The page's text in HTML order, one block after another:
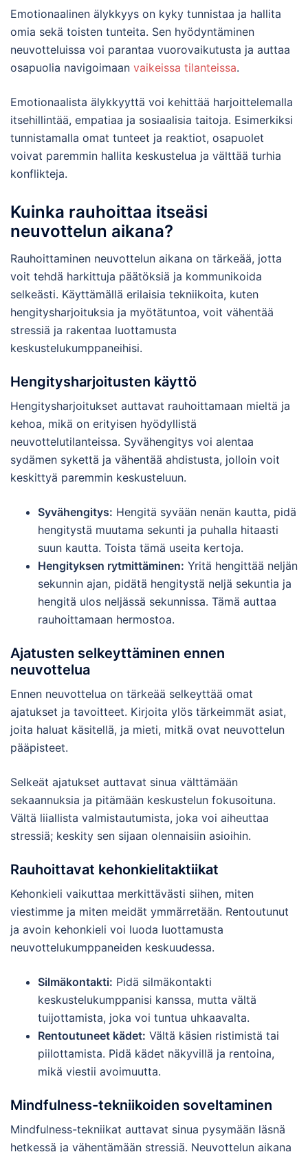
Emotionaalinen älykkyys on kyky tunnistaa ja hallita
omia sekä toisten tunteita. Sen hyödyntäminen
neuvotteluissa voi parantaa vuorovaikutusta ja auttaa
osapuolia navigoimaan vaikeissa tilanteissa.
Emotionaalista älykkyyttä voi kehittää harjoittelemalla
itsehillintää, empatiaa ja sosiaalisia taitoja. Esimerkiksi
tunnistamalla omat tunteet ja reaktiot, osapuolet
voivat paremmin hallita keskustelua ja välttää turhia
konflikteja.
Kuinka rauhoittaa itseäsi
neuvottelun aikana?
Rauhoittaminen neuvottelun aikana on tärkeää, jotta
voit tehdä harkittuja päätöksiä ja kommunikoida
selkeästi. Käyttämällä erilaisia tekniikoita, kuten
hengitysharjoituksia ja myötätuntoa, voit vähentää
stressiä ja rakentaa luottamusta
keskustelukumppaneihisi.
Hengitysharjoitusten käyttö
Hengitysharjoitukset auttavat rauhoittamaan mieltä ja
kehoa, mikä on erityisen hyödyllistä
neuvottelutilanteissa. Syvähengitys voi alentaa
sydämen sykettä ja vähentää ahdistusta, jolloin voit
keskittyä paremmin keskusteluun.
Syvähengitys: Hengitä syvään nenän kautta, pidä
hengitystä muutama sekunti ja puhalla hitaasti
suun kautta. Toista tämä useita kertoja.
Hengityksen rytmittäminen: Yritä hengittää neljän
sekunnin ajan, pidätä hengitystä neljä sekuntia ja
hengitä ulos neljässä sekunnissa. Tämä auttaa
rauhoittamaan hermostoa.
Ajatusten selkeyttäminen ennen
neuvottelua
Ennen neuvottelua on tärkeää selkeyttää omat
ajatukset ja tavoitteet. Kirjoita ylös tärkeimmät asiat,
joita haluat käsitellä, ja mieti, mitkä ovat neuvottelun
pääpisteet.
Selkeät ajatukset auttavat sinua välttämään
sekaannuksia ja pitämään keskustelun fokusoituna.
Vältä liiallista valmistautumista, joka voi aiheuttaa
stressiä; keskity sen sijaan olennaisiin asioihin.
Rauhoittavat kehonkielitaktiikat
Kehonkieli vaikuttaa merkittävästi siihen, miten
viestimme ja miten meidät ymmärretään. Rentoutunut
ja avoin kehonkieli voi luoda luottamusta
neuvottelukumppaneiden keskuudessa.
Silmäkontakti: Pidä silmäkontakti
keskustelukumppanisi kanssa, mutta vältä
tuijottamista, joka voi tuntua uhkaavalta.
Rentoutuneet kädet: Vältä käsien ristimistä tai
piilottamista. Pidä kädet näkyvillä ja rentoina,
mikä viestii avoimuutta.
Mindfulness-tekniikoiden soveltaminen
Mindfulness-tekniikat auttavat sinua pysymään läsnä
hetkessä ja vähentämään stressiä. Neuvottelun aikana